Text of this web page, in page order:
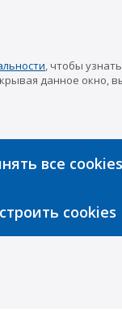
, чтобы
данное окно,
все cookies
cookies